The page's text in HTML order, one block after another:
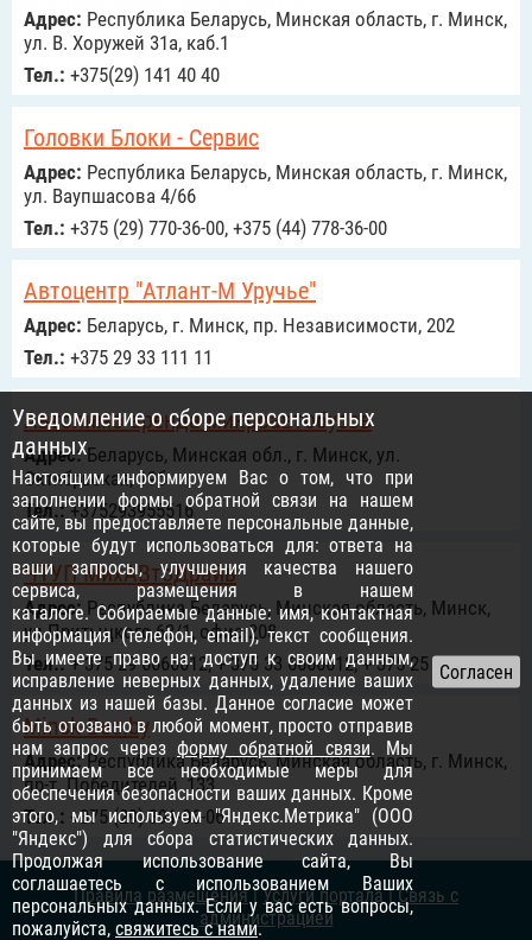
Адрес: Республика Беларусь, Минская область, г. Минск,
ул. В. Хоружей 31а, каб.1
Тел.: +375(29) 141 40 40
Головки Блоки - Сервис
Адрес: Республика Беларусь, Минская область, г. Минск,
ул. Ваупшасова 4/66
Тел.: +375 (29) 770-36-00, +375 (44) 778-36-00
Автоцентр "Атлант-М Уручье"
Адрес: Беларусь, г. Минск, пр. Независимости, 202
Тел.: +375 29 33 111 11
Автолимо аренда микроавтобусов
Адрес:Беларусь, Минская обл., г. Минск, ул.
Октябрьская, 19б
Тел.:+375293955516
ЧТУП МихАВтоДрайв
Адрес:Республика Беларусь, Минская область, Минск,
ул.Притыцкого,62/1, офис 208
Тел.:+ 375 29 6666612; + 375 33 6666612; + 375 25 6666612
Minsk-Bus.by
Адрес:Республика Беларусь, Минская область, г. Минск,
пр-т. Победителей, 133
Тел.: +375 (29) 391-06-06
Правила размещения|Услуги портала|Связь с
администрацией
Уведомление о сборе персональных
данных
Настоящим информируем Вас о том, что при
заполнении формы обратной связи на нашем
сайте, вы предоставляете персональные данные,
которые будут использоваться для: ответа на
ваши запросы, улучшения качества нашего
сервиса, размещения в нашем
каталоге. Собираемые данные: имя, контактная
информация (телефон, email), текст сообщения.
Вы имеете право на: доступ к своим данным,
исправление неверных данных, удаление ваших
данных из нашей базы. Данное согласие может
быть отозвано в любой момент, просто отправив
нам запрос через форму обратной связи. Мы
принимаем все необходимые меры для
обеспечения безопасности ваших данных. Кроме
этого, мы используем "Яндекс.Метрика" (ООО
"Яндекс") для сбора статистических данных.
Продолжая использование сайта, Вы
соглашаетесь с использованием Ваших
персональных данных. Если у вас есть вопросы,
пожалуйста, свяжитесь с нами.